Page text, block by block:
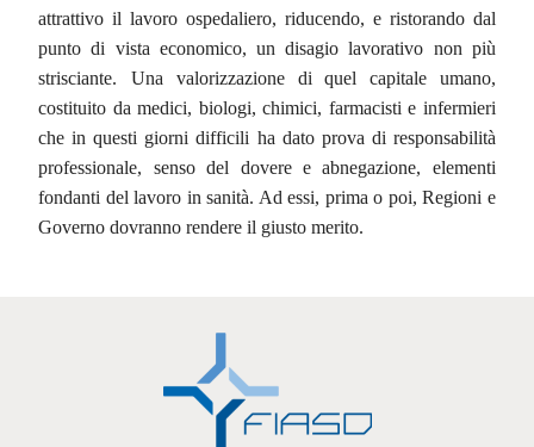
attrattivo il lavoro ospedaliero, riducendo, e ristorando dal
punto di vista economico, un disagio lavorativo non più
strisciante.
Una valorizzazione di quel capitale umano,
costituito da medici, biologi, chimici, farmacisti e infermieri
che in questi giorni difficili ha dato prova di responsabilità
professionale, senso del dovere e abnegazione, elementi
fondanti del lavoro in sanità. Ad essi, prima o poi, Regioni e
Governo dovranno rendere il giusto merito.